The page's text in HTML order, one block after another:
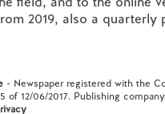
2019, also a quarterly
- Newspaper registered with the
of 12/06/2017. Publishing company